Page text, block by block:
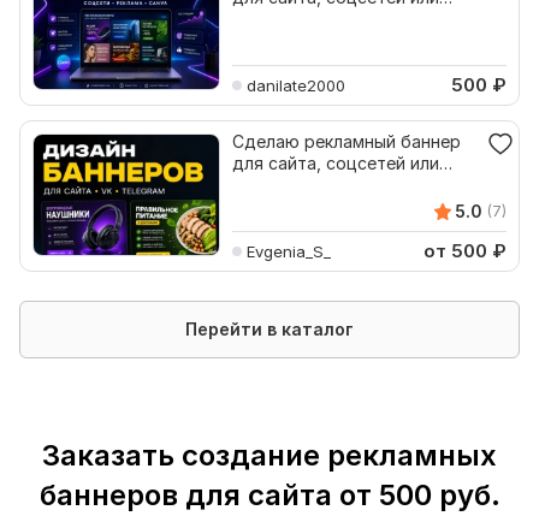
danilate2000 500 ₽
Сделаю рекламный баннер
для сайта, соцсетей или
5.0 (7)
Evgenia_S_ от 500 ₽
Перейти в каталог
Заказать создание рекламных
баннеров для сайта от 500 руб.